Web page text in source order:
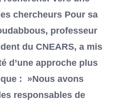
chercheurs Pour sa
professeur
du CNEARS, a mis
d’une approche plus
: »Nous avons
responsables de